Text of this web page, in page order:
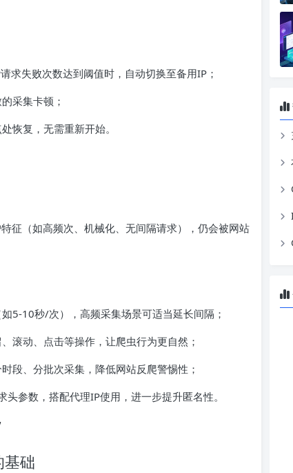
求失败次数达到阈值时，自动切换至备用IP；
采集卡顿；
恢复，无需重新开始。
征（如高频次、机械化、无间隔请求），仍会被网站
5-10秒/次），高频采集场景可适当延长间隔；
滚动、点击等操作，让爬虫行为更自然；
段、分批次采集，降低网站反爬警惕性；
参数，搭配代理IP使用，进一步提升匿名性。
基础